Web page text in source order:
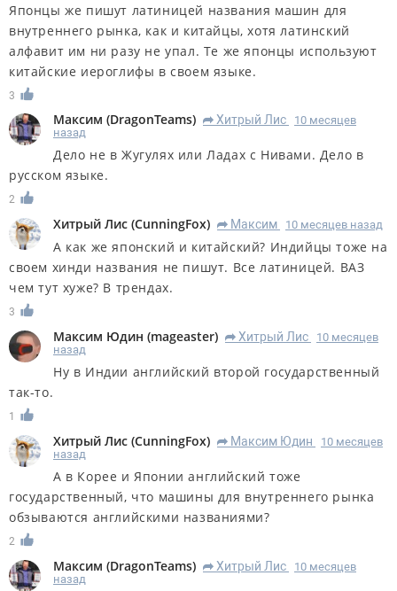
Японцы же пишут латиницей названия машин для
внутреннего рынка, как и китайцы, хотя латинский
алфавит им ни разу не упал. Те же японцы используют
китайские иероглифы в своем языке.
3
Максим (DragonTeams) R Хитрый Лис
10 месяцев
назад
Дело не в Жугулях или Ладах с Нивами. Дело в
русском языке.
2
Хитрый Лис (CunningFox) R Максим 10 месяцев назад
А как же японский и китайский? Индийцы тоже на
своем хинди названия не пишут. Все латиницей. ВАЗ
чем тут хуже? В трендах.
3
Максим Юдин (mageaster) R Хитрый Лис
10 месяцев
назад
Ну в Индии английский второй государственный
так-то.
1
Хитрый Лис (CunningFox) R Максим Юдин
10 месяцев
назад
А в Корее и Японии английский тоже
государственный, что машины для внутреннего рынка
обзываются английскими названиями?
2
Максим (DragonTeams) R Хитрый Лис
10 месяцев
назад